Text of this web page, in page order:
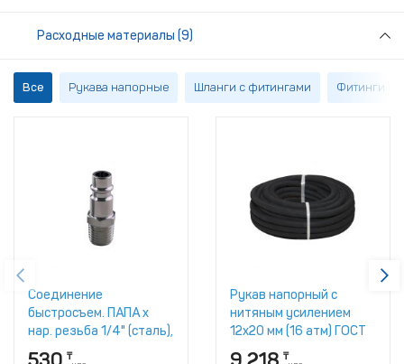
Расходные материалы (9)
Все Рукава напорные Шланги с фитингами Фитинги и
Соединение
быстросъем. ПАПА х
нар. резьба 1/4" (сталь),
ECO (AS-M/MT14)
₸
Рукав напорный с
нитяным усилением
12х20 мм (16 атм) ГОСТ
10362-2017
₸